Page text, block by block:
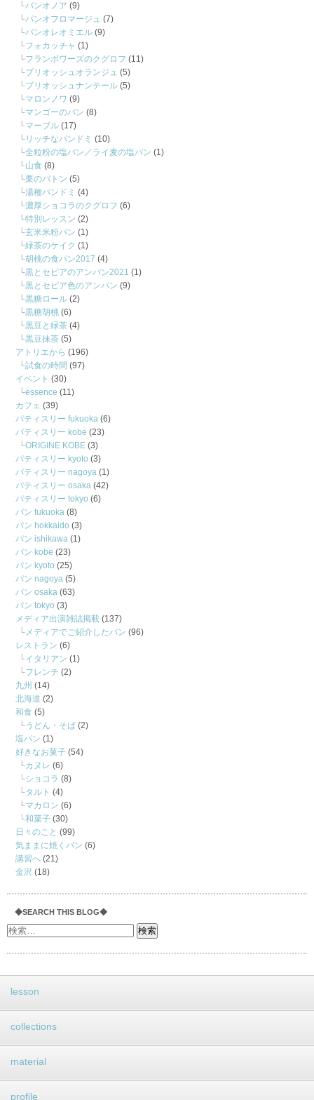
パンオノア (9)
パンオフロマージュ (7)
パンオレオミエル (9)
フォカッチャ (1)
フランボワーズのクグロフ (11)
ブリオッシュオランジュ (5)
ブリオッシュナンテール (5)
マロンノワ (9)
マンゴーのパン (8)
マーブル (17)
リッチなパンドミ (10)
全粒粉の塩パン／ライ麦の塩パン (1)
山食 (8)
栗のバトン (5)
湯種パンドミ (4)
濃厚ショコラのクグロフ (6)
特別レッスン (2)
玄米米粉パン (1)
緑茶のケイク (1)
胡桃の食パン2017 (4)
黒とセピアのアンパン2021 (1)
黒とセピア色のアンパン (9)
黒糖ロール (2)
黒糖胡桃 (6)
黒豆と緑茶 (4)
黒豆抹茶 (5)
アトリエから (196)
試食の時間 (97)
イベント (30)
essence (11)
カフェ (39)
パティスリー fukuoka (6)
パティスリー kobe (23)
ORIGINE KOBE (3)
パティスリー kyoto (3)
パティスリー nagoya (1)
パティスリー osaka (42)
パティスリー tokyo (6)
パン fukuoka (8)
パン hokkaido (3)
パン ishikawa (1)
パン kobe (23)
パン kyoto (25)
パン nagoya (5)
パン osaka (63)
パン tokyo (3)
メディア出演雑誌掲載 (137)
メディアでご紹介したパン (96)
レストラン (6)
イタリアン (1)
フレンチ (2)
九州 (14)
北海道 (2)
和食 (5)
うどん・そば (2)
塩パン (1)
好きなお菓子 (54)
カヌレ (6)
ショコラ (8)
タルト (4)
マカロン (6)
和菓子 (30)
日々のこと (99)
気ままに焼くパン (6)
講習へ (21)
金沢 (18)
◆SEARCH THIS BLOG◆
lesson
collections
material
profile